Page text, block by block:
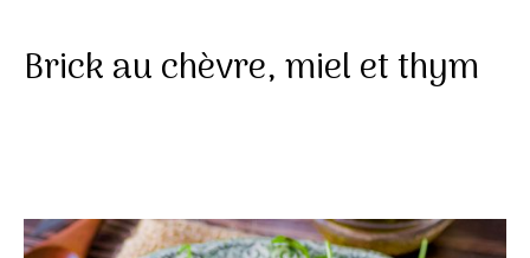
Brick au chèvre, miel et thym